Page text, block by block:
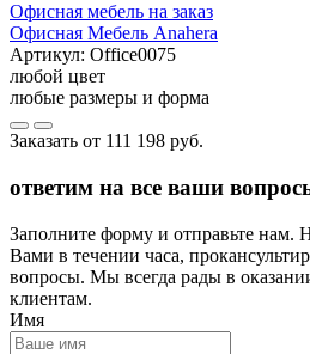
Офисная мебель на заказ
Офисная Мебель Anahera
Артикул: Office0075
любой цвет
любые размеры и форма
Заказать от 111 198 руб.
ответим на все ваши
Заполните форму и отправьте нам.
Вами в течении часа,
вопросы. Мы всегда рады в
клиентам.
Имя